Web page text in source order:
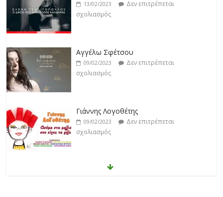
09/02/2023
Δεν επιτρέπεται
σχολιασμός
Γιάννης Λογοθέτης
09/02/2023
Δεν επιτρέπεται
σχολιασμός
Anemos
03/02/2023
Δεν επιτρέπεται
σχολιασμός
Θοδωρής Φέρρης